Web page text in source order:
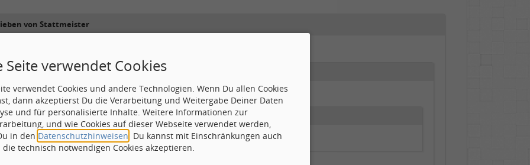
von Stattmeister
von firebyrd
von Tom Cody
?
Seite verwendet Cookies
verwendet Cookies und andere Technologien. Wenn Du allen Cookies
dann akzeptierst Du die Verarbeitung und Weitergabe Deiner Daten
und für personalisierte Inhalte. Weitere Informationen zur
und wie Cookies auf dieser Webseite verwendet werden,
in den Datenschutzhinweisen . Du kannst mit Einschränkungen auch
technisch notwendigen Cookies akzeptieren.